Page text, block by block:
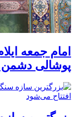
امام جمعه
پوشالی دشمن